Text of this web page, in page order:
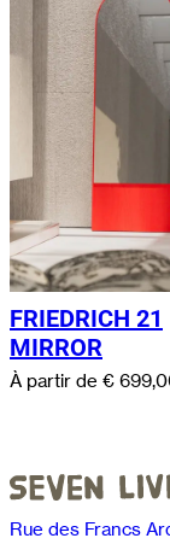
FRIEDRICH 21
MIRROR
À partir de €
Rue des Francs